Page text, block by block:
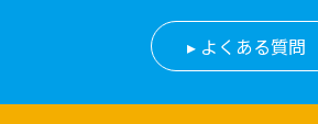
よくある質問